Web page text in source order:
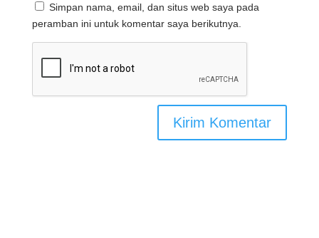
Simpan nama, email, dan situs web saya pada
peramban ini untuk komentar saya berikutnya.